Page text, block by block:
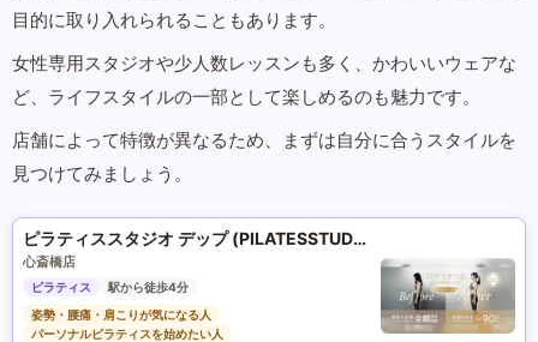
目的に取り入れられることもあります。
女性専用スタジオや少人数レッスンも多く、かわいいウェアな
ど、ライフスタイルの一部として楽しめるのも魅力です。
店舗によって特徴が異なるため、まずは自分に合うスタイルを
見つけてみましょう。
ピラティススタジオ デップ (PILATESSTUDIO DEP)
心斎橋店
ピラティス
駅から徒歩4分
姿勢・腰痛・肩こりが気になる人
パーソナルピラティスを始めたい人